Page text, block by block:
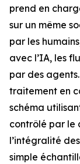
prend en
sur un même
par les
avec l’IA, les
par des
traitement en
schéma
contrôlé par le
l’intégralité
simple